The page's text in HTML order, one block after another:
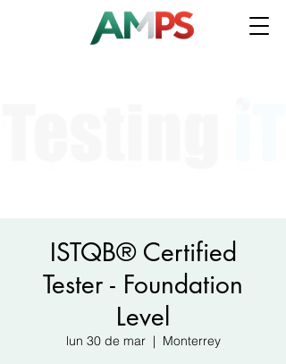
ISTQB® Certified
Tester - Foundation
Level
lun 30 de mar
  |
Monterrey